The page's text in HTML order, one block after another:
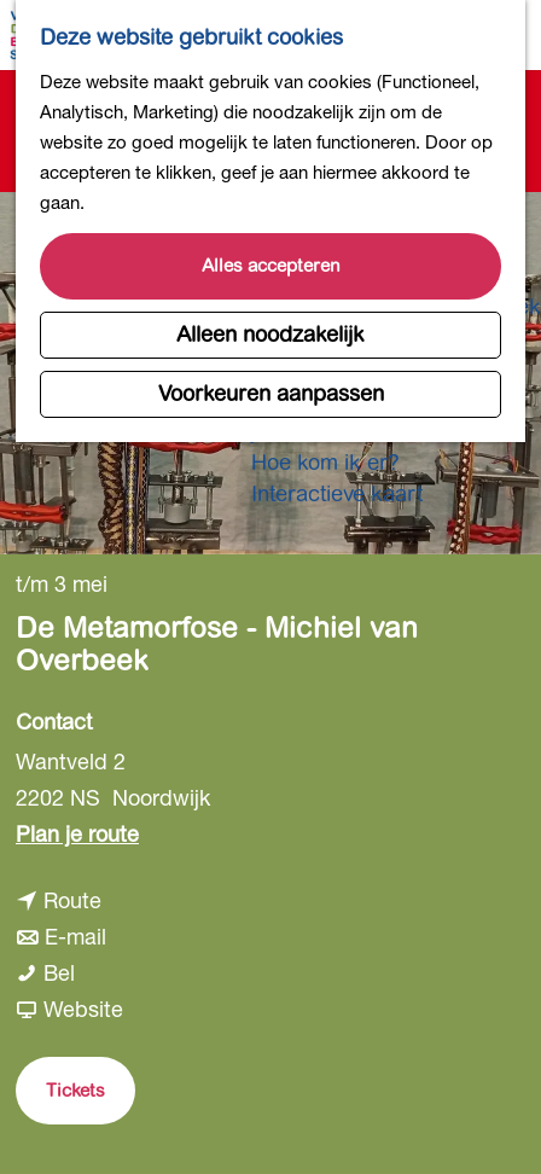
Deze website gebruikt cookies
Deze website maakt gebruik van cookies (Functioneel,
Analytisch, Marketing) die noodzakelijk zijn om de
website zo goed mogelijk te laten functioneren. Door op
accepteren te klikken, geef je aan hiermee akkoord te
gaan.
Alles accepteren
Alleen noodzakelijk
Voorkeuren aanpassen
e
h
o
m
e
p
a
g
e
K
a
r
t
Z
e
k
e
n
e
n
u
Bollen en Bloemen
Uit eten
DB4daagse - Inschrijven
Kinderactiviteiten
De natuur in
Musea en meer
Producten uit de Bollenstreek
Gezond en actief
Overnachten
Hoe kom ik er?
Interactieve kaart
Sorry, deze activiteit is niet meer beschikbaar.
Bekijk het
actuele aanbod
voor de beschikbare
opties.
t/m 3 mei
De Metamorfose - Michiel van
Overbeek
Contact
Wantveld 2
2202 NS Noordwijk
Plan je routen
Routen
a
r
e
M
E-mail
a
e
Bel
e
e
Websitev
n
D
Tickets